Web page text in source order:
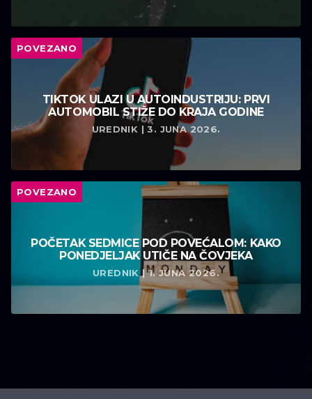
POVEZANO
TIKTOK ULAZI U AUTOINDUSTRIJU: PRVI
AUTOMOBIL STIŽE DO KRAJA GODINE
UREDNIK | 3. JUNA 2026.
POVEZANO
POČETAK SEDMICE POD POVEĆALOM: KAKO
PONEDJELJAK UTIČE NA ČOVJEKA
UREDNIK | 1. JUNA 2026.